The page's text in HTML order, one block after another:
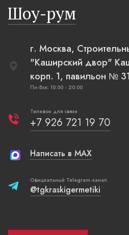
Шоу-рум
г. Москва,
"Каширский двор"
корп. 1, павильон № 31
Пн-Вск: 10:00 - 20:00
Телефон для связи
+7 926 721 19 70
Написать в MAX
Официальный Telegram-канал
@tgkraskigermetiki